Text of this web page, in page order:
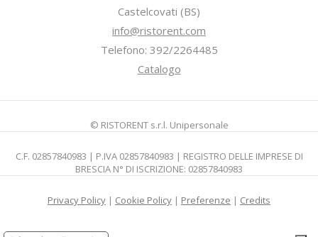
Castelcovati (BS)
info@ristorent.com
Telefono: 392/2264485
Catalogo
© RISTORENT s.r.l. Unipersonale
C.F. 02857840983 | P.IVA 02857840983 | REGISTRO DELLE IMPRESE DI
BRESCIA N° DI ISCRIZIONE: 02857840983
Privacy Policy | Cookie Policy | Preferenze | Credits